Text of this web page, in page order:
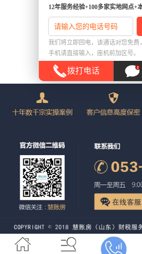
返回首页
12年服务经验+100多家实地网点+
我们将立即回电，该通话对您免费
手机请直接输入，座机前加区号。
拨打电话